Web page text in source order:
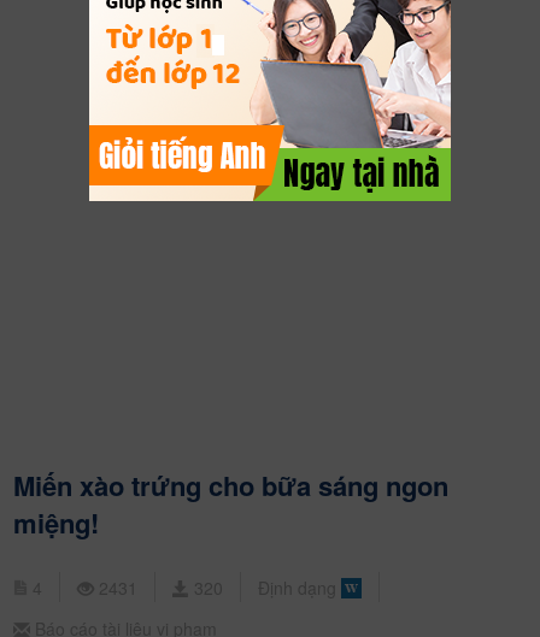
Miến xào trứng cho bữa sáng ngon
miệng!